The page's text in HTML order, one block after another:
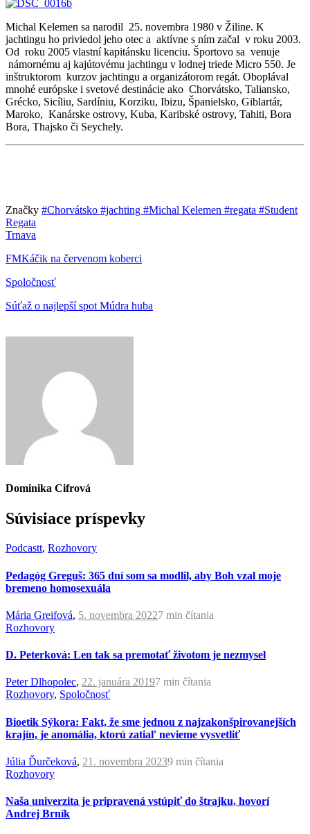
Michal Kelemen sa narodil 25. novembra 1980 v Žiline. K
jachtingu ho priviedol jeho otec a aktívne s ním začal v roku 2003.
Od roku 2005 vlastní kapitánsku licenciu. Športovo sa venuje
námornému aj kajútovému jachtingu v lodnej triede Micro 550. Je
inštruktorom kurzov jachtingu a organizátorom regát. Oboplával
mnohé európske i svetové destinácie ako Chorvátsko, Taliansko,
Grécko, Sicíliu, Sardíniu, Korziku, Ibizu, Španielsko, Giblartár,
Maroko, Kanárske ostrovy, Kuba, Karibské ostrovy, Tahiti, Bora
Bora, Thajsko či Seychely.
Značky #Chorvátsko #jachting #Michal Kelemen #regata #Student
Regata
Trnava
FMKáčik na červenom koberci
Spoločnosť
Súťaž o najlepší spot Múdra huba
Dominika Cifrová
Súvisiace príspevky
Podcastt, Rozhovory
Pedagóg Greguš: 365 dní som sa modlil, aby Boh vzal moje
bremeno homosexuála
Mária Greifová, 5. novembra 20227 min čítania
Rozhovory
D. Peterková: Len tak sa premotať životom je nezmysel
Peter Dlhopolec, 22. januára 20197 min čítania
Rozhovory, Spoločnosť
Bioetik Sýkora: Fakt, že sme jednou z najzakonšpirovanejších
krajín, je anomália, ktorú zatiaľ nevieme vysvetliť
Júlia Ďurčeková, 21. novembra 20239 min čítania
Rozhovory
Naša univerzita je pripravená vstúpiť do štrajku, hovorí
Andrej Brník